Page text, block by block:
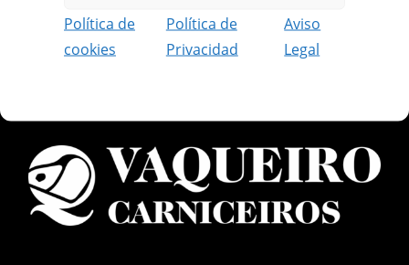
Política de
cookies
Política de
Privacidad
Aviso
Legal
REGISTRARME GRATIS